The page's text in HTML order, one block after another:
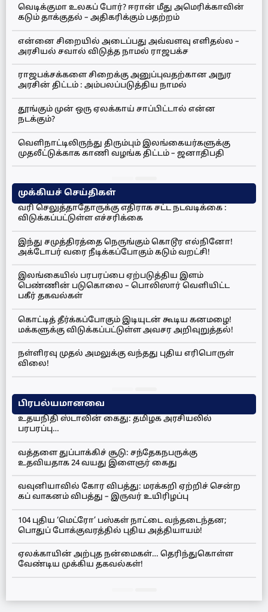
வெடிக்குமா உலகப் போர்? ஈரான் மீது அமெரிக்காவின்
கடும் தாக்குதல் – அதிகரிக்கும் பதற்றம்
என்னை சிறையில் அடைப்பது அவ்வளவு எளிதல்ல –
அரசியல் சவால் விடுத்த நாமல் ராஜபக்ச
ராஜபக்சக்களை சிறைக்கு அனுப்புவதற்கான அநுர
அரசின் திட்டம் : அம்பலப்படுத்திய நாமல்
தூங்கும் முன் ஒரு ஏலக்காய் சாப்பிட்டால் என்ன
நடக்கும்?
வெளிநாட்டிலிருந்து திரும்பும் இலங்கையர்களுக்கு
முதலீட்டுக்காக காணி வழங்க திட்டம் – ஜனாதிபதி
முக்கியச் செய்திகள்
வரி செலுத்தாதோருக்கு எதிராக சட்ட நடவடிக்கை :
விடுக்கப்பட்டுள்ள எச்சரிக்கை
இந்து சமுத்திரத்தை நெருங்கும் கொடூர எல்நினோ!
அக்டோபர் வரை நீடிக்கப்போகும் கடும் வறட்சி!
இலங்கையில் பரபரப்பை ஏற்படுத்திய இளம்
பெண்ணின் படுகொலை – பொலிஸார் வெளியிட்ட
பகீர் தகவல்கள்
கொட்டித் தீர்க்கப்போகும் இடியுடன் கூடிய கனமழை!
மக்களுக்கு விடுக்கப்பட்டுள்ள அவசர அறிவுறுத்தல்!
நள்ளிரவு முதல் அமலுக்கு வந்தது புதிய எரிபொருள்
விலை!
பிரபல்யமானவை
உதயநிதி ஸ்டாலின் கைது: தமிழக அரசியலில்
பரபரப்பு…
வத்தளை துப்பாக்கிச் சூடு: சந்தேகநபருக்கு
உதவியதாக 24 வயது இளைஞர் கைது
வவுனியாவில் கோர விபத்து: மரக்கறி ஏற்றிச் சென்ற
கப் வாகனம் விபத்து – இருவர் உயிரிழப்பு
104 புதிய ‘மெட்ரோ’ பஸ்கள் நாட்டை வந்தடைந்தன;
பொதுப் போக்குவரத்தில் புதிய அத்தியாயம்!
ஏலக்காயின் அற்புத நன்மைகள்… தெரிந்துகொள்ள
வேண்டிய முக்கிய தகவல்கள்!